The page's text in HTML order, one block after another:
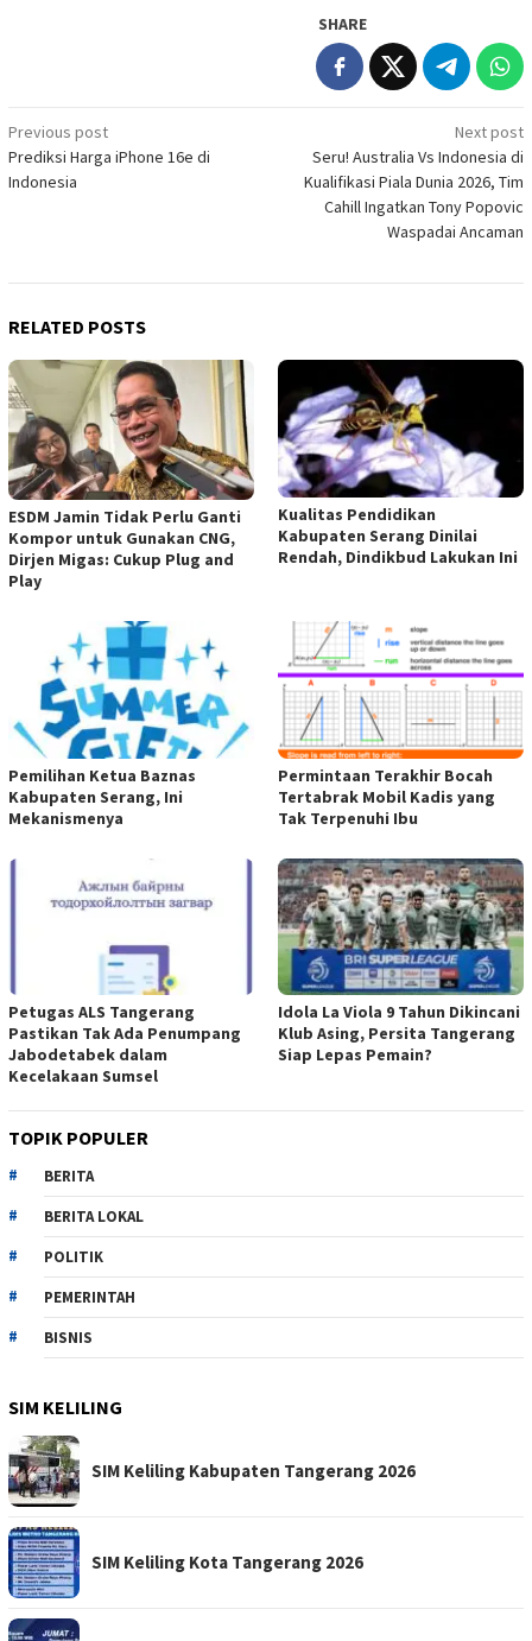
SHARE
Post
navigation
Previous post
Prediksi Harga iPhone 16e di
Indonesia
Next post
Seru! Australia Vs Indonesia di
Kualifikasi Piala Dunia 2026, Tim
Cahill Ingatkan Tony Popovic
Waspadai Ancaman
RELATED POSTS
ESDM Jamin Tidak Perlu Ganti
Kompor untuk Gunakan CNG,
Dirjen Migas: Cukup Plug and
Play
Kualitas Pendidikan
Kabupaten Serang Dinilai
Rendah, Dindikbud Lakukan Ini
Pemilihan Ketua Baznas
Kabupaten Serang, Ini
Mekanismenya
Permintaan Terakhir Bocah
Tertabrak Mobil Kadis yang
Tak Terpenuhi Ibu
Petugas ALS Tangerang
Pastikan Tak Ada Penumpang
Jabodetabek dalam
Kecelakaan Sumsel
Idola La Viola 9 Tahun Dikincani
Klub Asing, Persita Tangerang
Siap Lepas Pemain?
TOPIK POPULER
BERITA
BERITA LOKAL
POLITIK
PEMERINTAH
BISNIS
SIM KELILING
SIM Keliling Kabupaten Tangerang 2026
SIM Keliling Kota Tangerang 2026